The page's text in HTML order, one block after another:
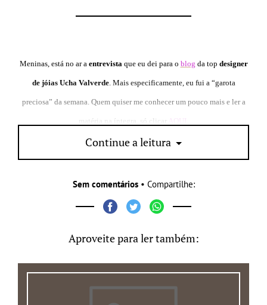
Meninas, está no ar a entrevista que eu dei para o blog da top designer
de jóias Ucha Valverde. Mais especificamente, eu fui a “garota
preciosa” da semana. Quem quiser me conhecer um pouco mais e ler a
matéria na íntegra, só clicar AQUI
Continue a leitura
Sem comentários• Compartilhe:
Aproveite para ler também: